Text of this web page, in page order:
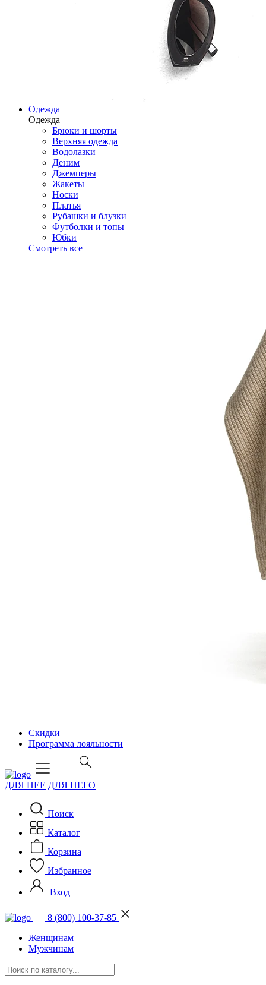
Одежда
Одежда
Брюки и шорты
Верхняя одежда
Водолазки
Деним
Джемперы
Жакеты
Носки
Платья
Рубашки и блузки
Футболки и топы
Юбки
Смотреть все
Скидки
Программа лояльности
ДЛЯ НЕЕ ДЛЯ НЕГО
Поиск
Каталог
Корзина
Избранное
Вход
8 (800) 100-37-85
Женщинам
Мужчинам